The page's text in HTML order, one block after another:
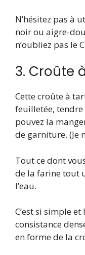
N’hésitez pas à
noir ou aigre-
n’oubliez pas le
3. Croûte
Cette croûte à
feuilletée, tendre
pouvez la
de garniture. (Je
Tout ce dont
de la farine tout
l’eau.
C’est si simple
consistance
en forme de la